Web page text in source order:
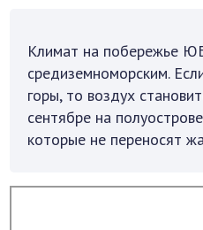
Климат на побережье
средиземноморским.
горы, то воздух
сентябре на
которые не переносят